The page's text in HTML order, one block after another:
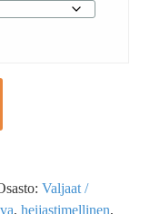
Valjaat /
,heijastimellinen,